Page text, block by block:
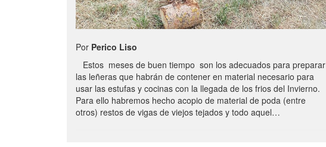
Por Perico Liso
Estos meses de buen tiempo son los adecuados para preparar
las leñeras que habrán de contener en material necesario para
usar las estufas y cocinas con la llegada de los frios del Invierno.
Para ello habremos hecho acopio de material de poda (entre
otros) restos de vigas de viejos tejados y todo aquel…